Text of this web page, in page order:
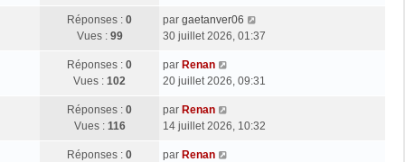
Réponses : 0
Vues : 99
par gaetanver06
30 juillet 2026, 01:37
Réponses : 0
Vues : 102
par Renan
20 juillet 2026, 09:31
Réponses : 0
Vues : 116
par Renan
14 juillet 2026, 10:32
Réponses : 0
par Renan